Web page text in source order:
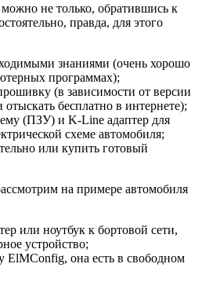
не только, обратившись к
правда, для этого
знаниями (очень хорошо
программах);
(в зависимости от версии
бесплатно в интернете);
(ПЗУ) и K-Line адаптер для
схеме автомобиля;
или купить готовый
на примере автомобиля
или ноутбук к бортовой сети,
устройство;
ElMConfig, она есть в свободном